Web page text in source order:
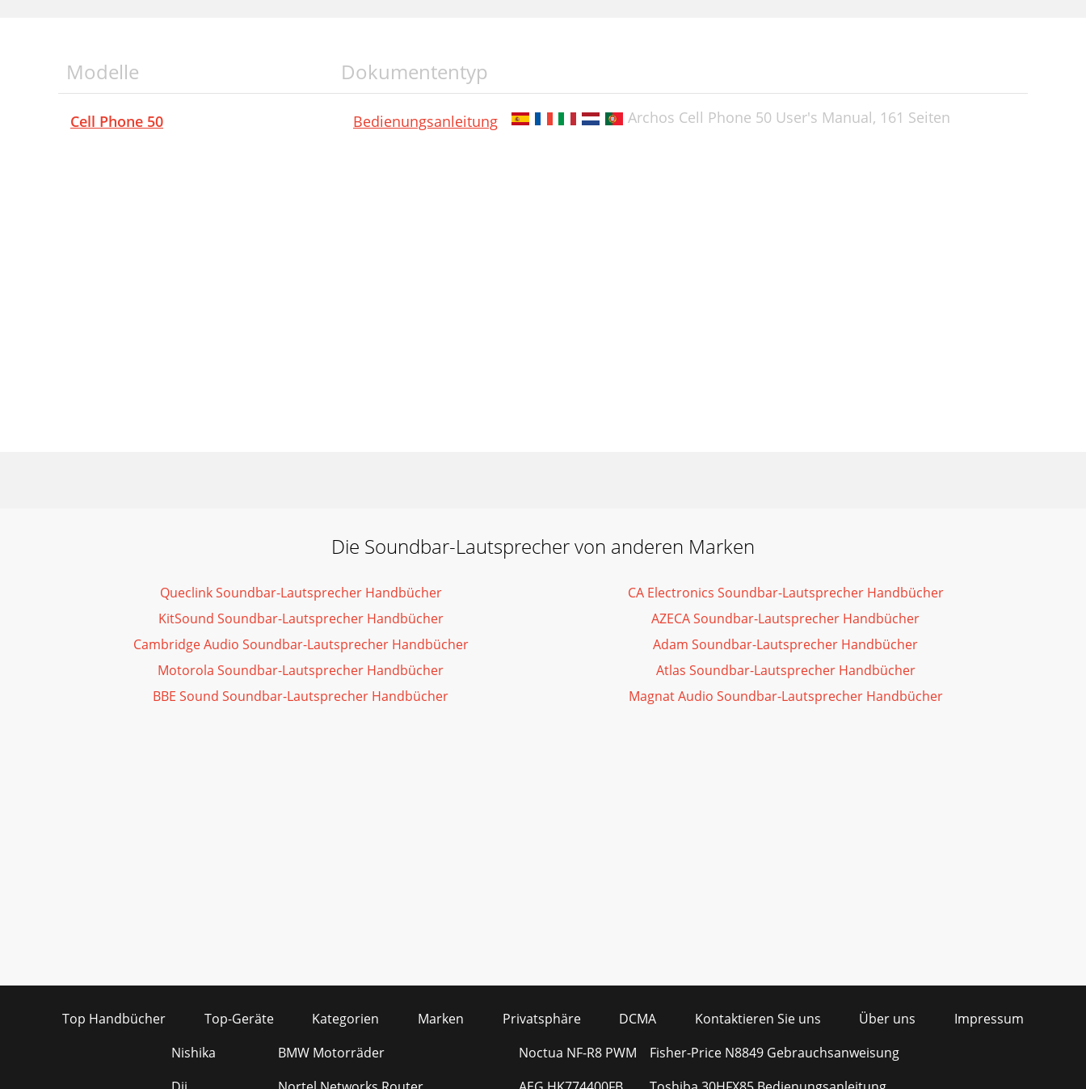
Modelle Dokumententyp
Cell Phone 50 Bedienungsanleitung Archos Cell Phone 50 User's Manual, 161 Seiten
Die Soundbar-Lautsprecher von anderen Marken
Queclink Soundbar-Lautsprecher Handbücher
KitSound Soundbar-Lautsprecher Handbücher
Cambridge Audio Soundbar-Lautsprecher Handbücher
Motorola Soundbar-Lautsprecher Handbücher
BBE Sound Soundbar-Lautsprecher Handbücher
CA Electronics Soundbar-Lautsprecher Handbücher
AZECA Soundbar-Lautsprecher Handbücher
Adam Soundbar-Lautsprecher Handbücher
Atlas Soundbar-Lautsprecher Handbücher
Magnat Audio Soundbar-Lautsprecher Handbücher
Top Handbücher Top-Geräte Kategorien Marken Privatsphäre DCMA Kontaktieren Sie uns Über uns
Impressum
Nishika
BMW Motorräder
Noctua NF-R8 PWM
Fisher-Price N8849 Gebrauchsanweisung